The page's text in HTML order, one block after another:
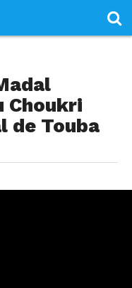
Choukri
de Touba